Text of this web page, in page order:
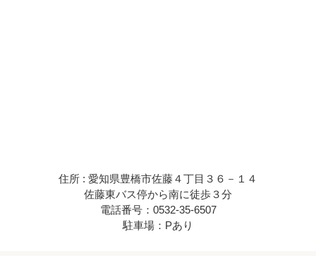
住所 : 愛知県豊橋市佐藤４丁目３６－１４
佐藤東バス停から南に徒歩３分
電話番号：0532-35-6507
駐車場：Pあり